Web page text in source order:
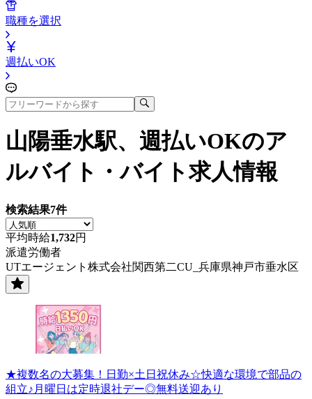
職種を選択
週払いOK
山陽垂水駅、週払いOKのア
ルバイト・バイト求人情報
検索結果7件
平均時給1,732円
派遣労働者
UTエージェント株式会社関西第二CU_兵庫県神戸市垂水区
★複数名の大募集！日勤×土日祝休み☆快適な環境で部品の
組立♪月曜日は定時退社デー◎無料送迎あり